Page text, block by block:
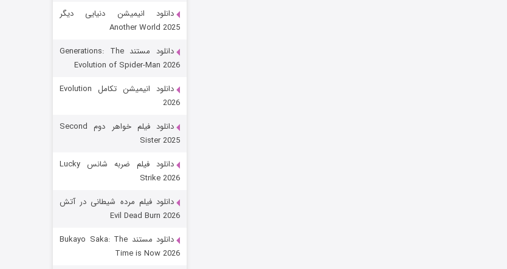
رویایی برای تو
قسمت
دانلود انیمیشن دنیایی دیگر
Another World 2025
دانلود مستند Generations: The
Evolution of Spider-Man 2026
دانلود انیمیشن تکامل Evolution
2026
دانلود فیلم خواهر دوم Second
Sister 2025
دانلود فیلم ضربه شانس Lucky
Strike 2026
دانلود فیلم مرده شیطانی در آتش
Evil Dead Burn 2026
دانلود مستند Bukayo Saka: The
Time is Now 2026